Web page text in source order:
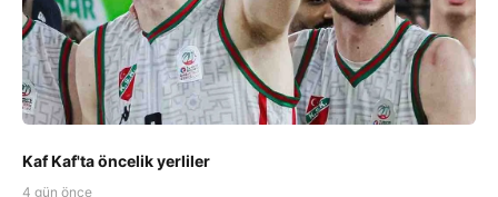
Kaf Kaf'ta öncelik yerliler
4 gün önce